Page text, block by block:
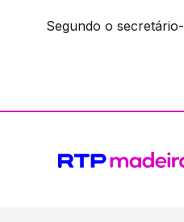
Segundo o